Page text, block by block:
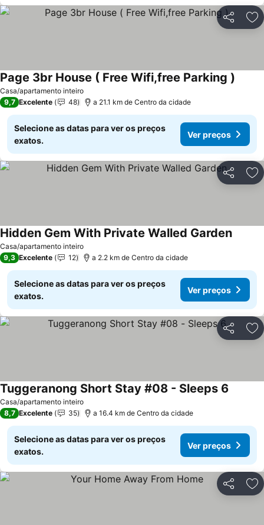
Partilhar
Casa/apartamento inteiro
Page 3br House ( Free Wifi,free Parking )
9,7 Excelente 48 a 21.1 km de Centro da cidade
Selecione as datas para ver os preços
exatos.
Ver preços
Partilhar
Casa/apartamento inteiro
Hidden Gem With Private Walled Garden
9,3 Excelente 12 a 2.2 km de Centro da cidade
Selecione as datas para ver os preços
exatos.
Ver preços
Partilhar
Casa/apartamento inteiro
Tuggeranong Short Stay #08 - Sleeps 6
8,7 Excelente 35 a 16.4 km de Centro da cidade
Selecione as datas para ver os preços
exatos.
Ver preços
Partilhar